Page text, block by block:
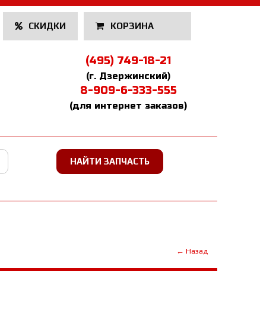
СКИДКИ КОРЗИНА
(495) 749-18-21
(г. Дзержинский)
8-909-6-333-555
(для интернет заказов)
← Назад